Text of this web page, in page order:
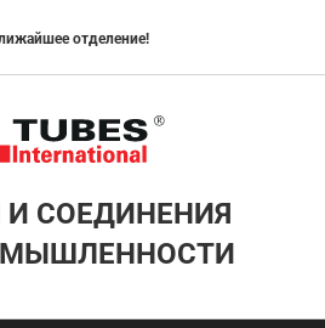
отделение!
СОЕДИНЕНИЯ